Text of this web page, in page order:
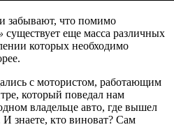
забывают, что помимо
существует еще масса различных
которых необходимо
с мотористом, работающим
который поведал нам
владельце авто, где вышел
И знаете, кто виноват? Сам